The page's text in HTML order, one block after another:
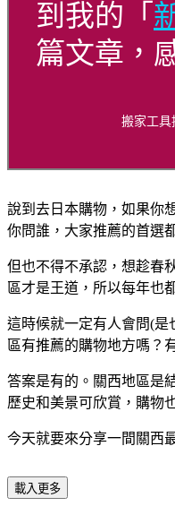
到我的「
篇文章，
搬家工具
說到去日本購物，如果你
你問誰，大家推薦的首選
但也不得不承認，想趁春
區才是王道，所以每年也
這時候就一定有人會問(是
區有推薦的購物地方嗎？
答案是有的。關西地區是
歷史和美景可欣賞，購物
今天就要來分享一間關西
載入更多